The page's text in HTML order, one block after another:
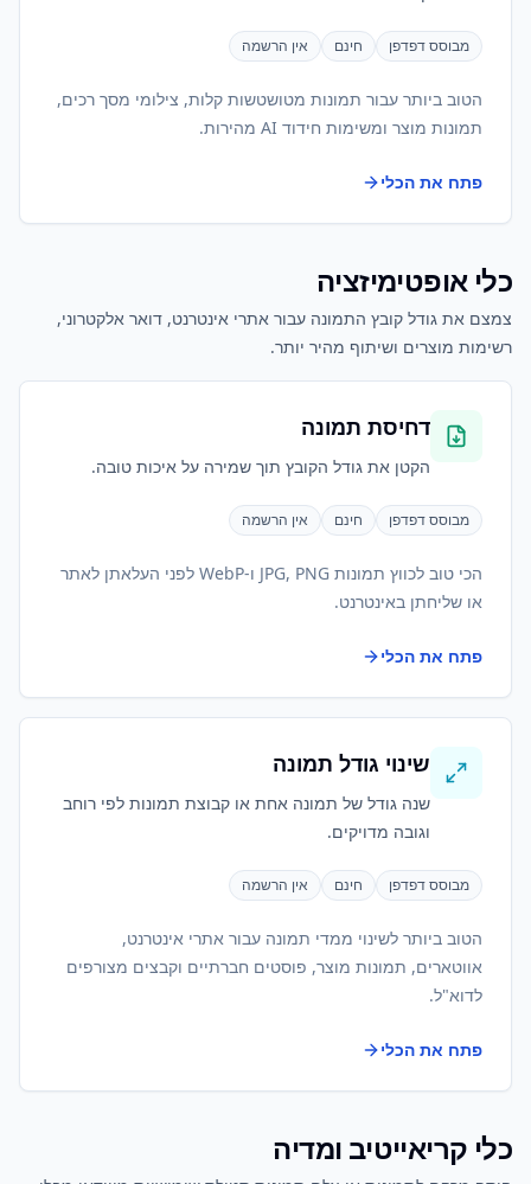
מבוסס דפדפן חינם אין הרשמה
הטוב ביותר עבור תמונות מטושטשות קלות, צילומי מסך רכים,
תמונות מוצר ומשימות חידוד AI מהירות.
פתח את הכלי
כלי אופטימיזציה
צמצם את גודל קובץ התמונה עבור אתרי אינטרנט, דואר אלקטרוני,
רשימות מוצרים ושיתוף מהיר יותר.
דחיסת תמונה
הקטן את גודל הקובץ תוך שמירה על איכות טובה.
מבוסס דפדפן חינם אין הרשמה
הכי טוב לכווץ תמונות JPG, PNG ו-WebP לפני העלאתן לאתר
או שליחתן באינטרנט.
פתח את הכלי
שינוי גודל תמונה
שנה גודל של תמונה אחת או קבוצת תמונות לפי רוחב
וגובה מדויקים.
מבוסס דפדפן חינם אין הרשמה
הטוב ביותר לשינוי ממדי תמונה עבור אתרי אינטרנט,
אווטארים, תמונות מוצר, פוסטים חברתיים וקבצים מצורפים
לדוא"ל.
פתח את הכלי
כלי קריאייטיב ומדיה